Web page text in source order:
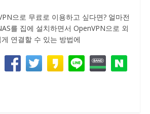
으로 무료로 이용하고 싶다면? 얼마전
를 집에 설치하면서 OpenVPN으로 외
연결할 수 있는 방법에